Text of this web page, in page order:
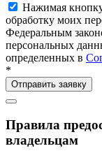
Нажимая
обработку моих
Федеральным
персональных
определенных в
*
Правила
владельцам